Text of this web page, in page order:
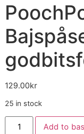
129.00kr
25 in stock
Add to